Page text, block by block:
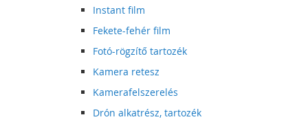
Instant film
Fekete-fehér film
Fotó-rögzítő tartozék
Kamera retesz
Kamerafelszerelés
Drón alkatrész, tartozék